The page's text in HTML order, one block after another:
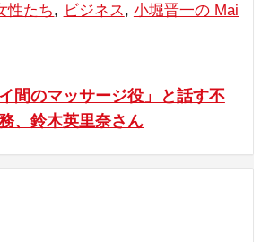
性たち, ビジネス , 小堀晋一の Mai
間のマッサージ役」と話す不
、鈴木英里奈さん